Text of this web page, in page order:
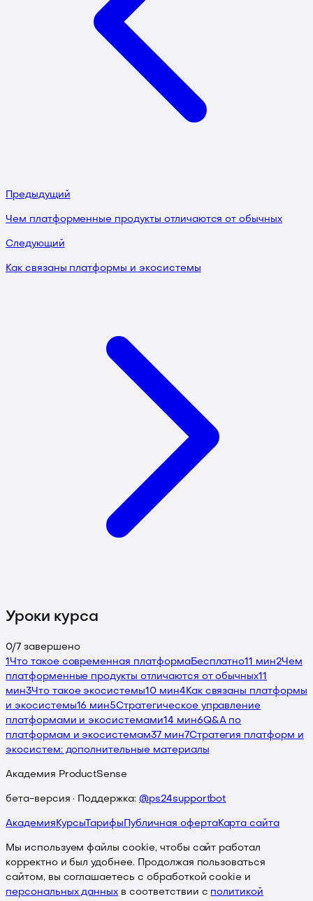
Предыдущий
Чем платформенные продукты отличаются от обычных
Следующий
Как связаны платформы и экосистемы
Уроки курса
0/ 7завершено
1 Что такое современная платформаБесплатно11 мин2Чем
платформенные продукты отличаются от обычных11
мин3Что такое экосистемы10 мин4 Как связаны платформы
и экосистемы16 мин5Стратегическое управление
платформами и экосистемами14 мин6Q&A по
платформам и экосистемам37 мин 7Стратегия платформ и
экосистем: дополнительные материалы
Академия ProductSense
бета-версия · Поддержка: @ps24supportbot
Академия Курсы Тарифы Публичная офертаКарта сайта
Мы используем файлы cookie, чтобы сайт работал
корректно и был удобнее. Продолжая пользоваться
сайтом, вы соглашаетесь с обработкой cookie и
персональных данных в соответствии с политикой